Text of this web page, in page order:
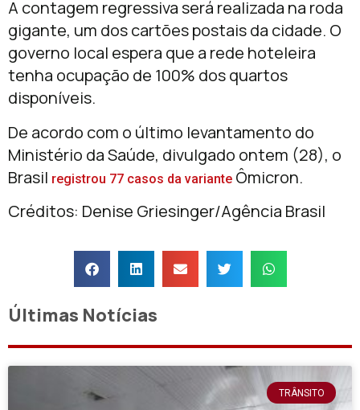
A contagem regressiva será realizada na roda
gigante, um dos cartões postais da cidade. O
governo local espera que a rede hoteleira
tenha ocupação de 100% dos quartos
disponíveis.
De acordo com o último levantamento do
Ministério da Saúde, divulgado ontem (28), o
Brasil registrou 77 casos da variante Ômicron.
Créditos: Denise Griesinger/Agência Brasil
Últimas Notícias
TRÂNSITO